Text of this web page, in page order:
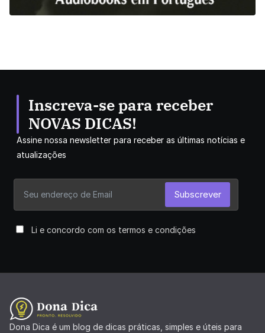
Inscreva-se para receber
NOVAS DICAS!
Assine nossa newsletter para receber as últimas notícias e
atualizações
Li e concordo com os termos e condições
Subscrever
Dona Dica é um blog de dicas práticas, simples e úteis para